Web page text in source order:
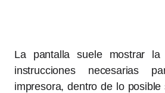
La pantalla suele mostrar
instrucciones necesarias
impresora, dentro de lo